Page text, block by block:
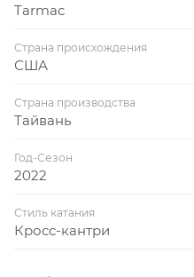
Tarmac
Страна происхождения
США
Страна производства
Тайвань
Год-Сезон
2022
Стиль катания
Кросс-кантри